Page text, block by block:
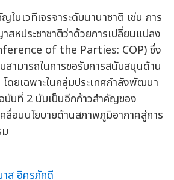
นเวทีเจรจาระดับนานาชาติ เช่น การ
หประชาชาติว่าด้วยการเปลี่ยนแปลง
of the Parties: COP) ซึ่ง
สามารถในการขอรับการสนับสนุนด้าน
โดยเฉพาะในกลุ่มประเทศกำลังพัฒนา
บับที่ 2 นับเป็นอีกก้าวสำคัญของ
คลื่อนนโยบายด้านสภาพภูมิอากาศสู่การ
ส อิศรภักดี